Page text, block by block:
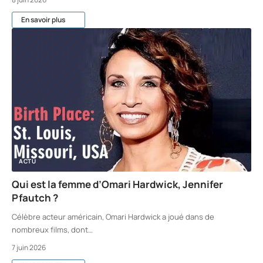
En savoir plus
ACTU
Qui est la femme d’Omari Hardwick, Jennifer
Pfautch ?
Célèbre acteur américain, Omari Hardwick a joué dans de
nombreux films, dont…
7 juin 2026